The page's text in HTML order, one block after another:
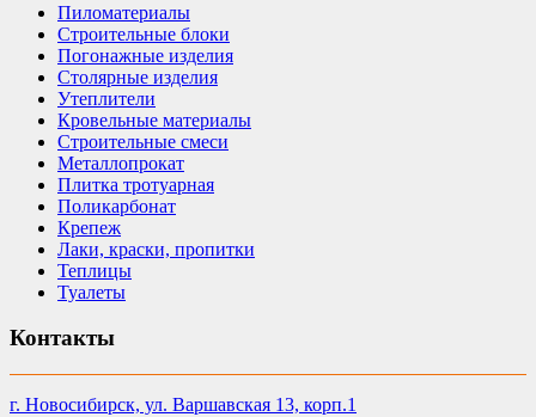
Пиломатериалы
Строительные блоки
Погонажные изделия
Столярные изделия
Утеплители
Кровельные материалы
Строительные смеси
Металлопрокат
Плитка тротуарная
Поликарбонат
Крепеж
Лаки, краски, пропитки
Теплицы
Туалеты
Контакты
г. Новосибирск, ул. Варшавская 13, корп.1